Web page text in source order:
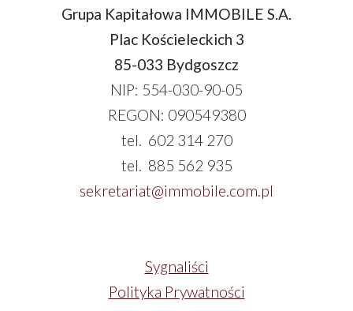
Grupa Kapitałowa IMMOBILE S.A.
Plac Kościeleckich 3
85-033 Bydgoszcz
NIP: 554-030-90-05
REGON: 090549380
tel. 602 314 270
tel. 885 562 935
sekretariat@immobile.com.pl
Sygnaliści
Polityka Prywatności